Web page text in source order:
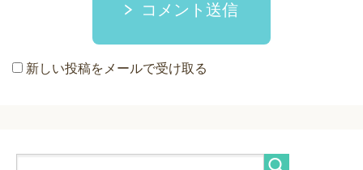
コメント送信
新しい投稿をメールで受け取る